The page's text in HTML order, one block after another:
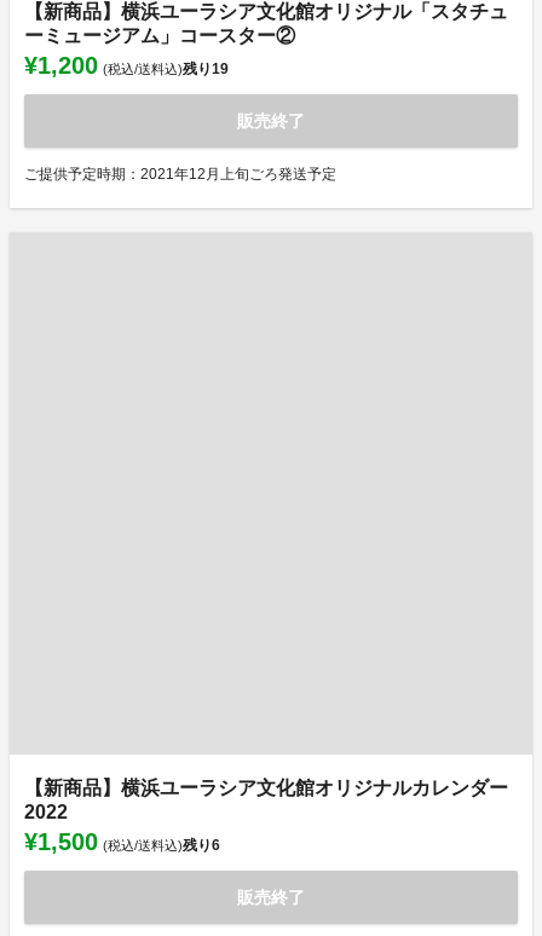
【新商品】横浜ユーラシア文化館オリジナル「スタチュ
ーミュージアム」コースター②
¥1,200 (税込/送料込)残り19
販売終了
ご提供予定時期：2021年12月上旬ごろ発送予定
【新商品】横浜ユーラシア文化館オリジナルカレンダー
2022
¥1,500 (税込/送料込)残り6
販売終了